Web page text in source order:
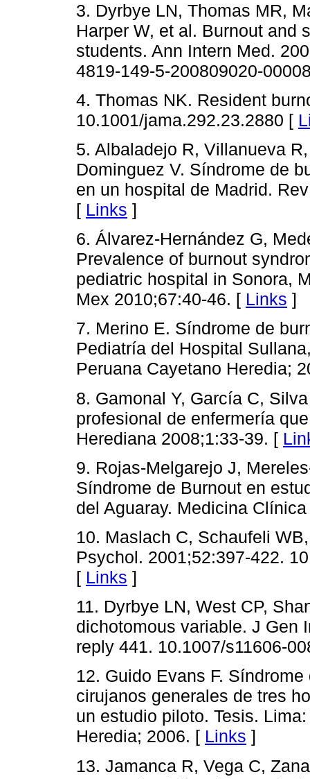
3. Dyrbye LN, Thomas MR,
Harper W, et al. Burnout and
students. Ann Intern Med.
4819-149-5-200809020-
4. Thomas NK. Resident
10.1001/jama.292.23.2880 [
5. Albaladejo R, Villanueva
Dominguez V. Síndrome de
en un hospital de Madrid.
[ Links ]
6. Álvarez-Hernández G,
Prevalence of burnout
pediatric hospital in Sonora,
Mex 2010;67:40-46. [ Links ]
7. Merino E. Síndrome de
Pediatría del Hospital
Peruana Cayetano Heredia;
8. Gamonal Y, García C,
profesional de enfermería
Herediana 2008;1:33-39. [
9. Rojas-Melgarejo J,
Síndrome de Burnout en
del Aguaray. Medicina
10. Maslach C, Schaufeli
Psychol. 2001;52:397-422.
[ Links ]
11. Dyrbye LN, West CP,
dichotomous variable. J Gen
reply 441. 10.1007/s11606-
12. Guido Evans F.
cirujanos generales de tres
un estudio piloto. Tesis.
Heredia; 2006. [ Links ]
13. Jamanca R, Vega C,